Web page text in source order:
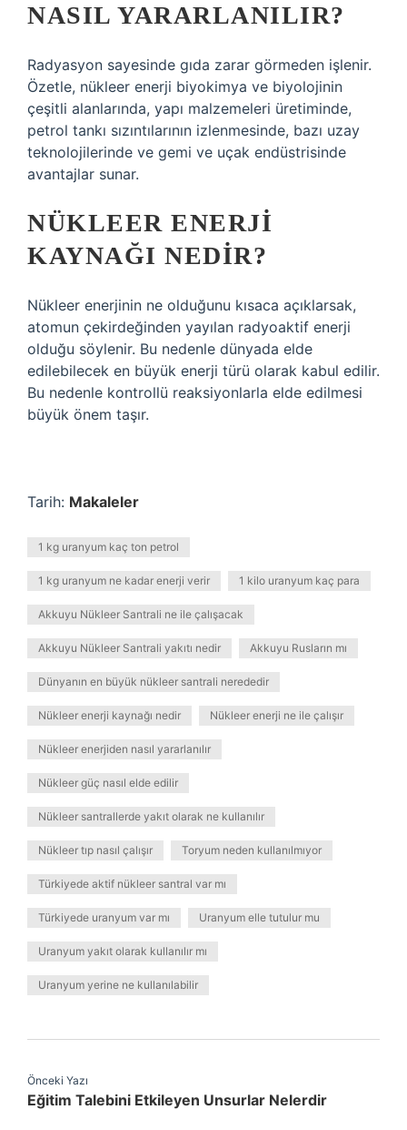
NASIL YARARLANILIR?
Radyasyon sayesinde gıda zarar görmeden işlenir.
Özetle, nükleer enerji biyokimya ve biyolojinin
çeşitli alanlarında, yapı malzemeleri üretiminde,
petrol tankı sızıntılarının izlenmesinde, bazı uzay
teknolojilerinde ve gemi ve uçak endüstrisinde
avantajlar sunar.
NÜKLEER ENERJI
KAYNAĞI NEDIR?
Nükleer enerjinin ne olduğunu kısaca açıklarsak,
atomun çekirdeğinden yayılan radyoaktif enerji
olduğu söylenir. Bu nedenle dünyada elde
edilebilecek en büyük enerji türü olarak kabul edilir.
Bu nedenle kontrollü reaksiyonlarla elde edilmesi
büyük önem taşır.
Tarih: Makaleler
1 kg uranyum kaç ton petrol
1 kg uranyum ne kadar enerji verir 1 kilo uranyum kaç para
Akkuyu Nükleer Santrali ne ile çalışacak
Akkuyu Nükleer Santrali yakıtı nedir Akkuyu Rusların mı
Dünyanın en büyük nükleer santrali nerededir
Nükleer enerji kaynağı nedir Nükleer enerji ne ile çalışır
Nükleer enerjiden nasıl yararlanılır
Nükleer güç nasıl elde edilir
Nükleer santrallerde yakıt olarak ne kullanılır
Nükleer tıp nasıl çalışır Toryum neden kullanılmıyor
Türkiyede aktif nükleer santral var mı
Türkiyede uranyum var mı Uranyum elle tutulur mu
Uranyum yakıt olarak kullanılır mı
Uranyum yerine ne kullanılabilir
Önceki Yazı
Eğitim Talebini Etkileyen Unsurlar Nelerdir